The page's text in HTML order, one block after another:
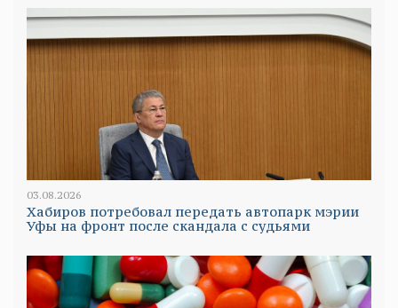
03.08.2026
Хабиров потребовал передать автопарк мэрии
Уфы на фронт после скандала с судьями